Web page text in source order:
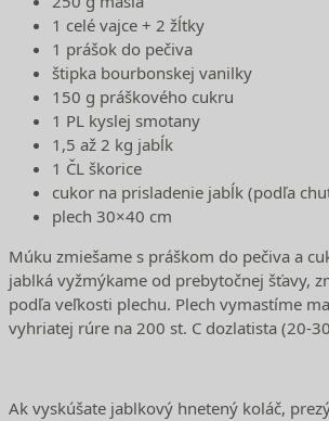
1 celé vajce + 2 žĺtky
1 prášok do pečiva
štipka bourbonskej vanilky
150 g práškového cukru
1 PL kyslej smotany
1,5 až 2 kg jabĺk
1 ČL škorice
cukor na prisladenie jabĺk (podľa
plech 30×40 cm
Múku zmiešame s práškom do pečiva a
jablká vyžmýkame od prebytočnej šťavy,
podľa veľkosti plechu. Plech vymastíme
vyhriatej rúre na 200 st. C dozlatista (20-
Ak vyskúšate jablkový hnetený koláč,